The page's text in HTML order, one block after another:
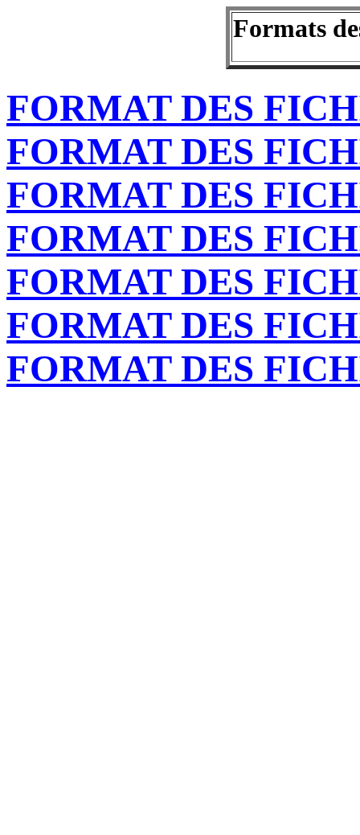
Formats
FORMAT DES
FORMAT DES
FORMAT DES
FORMAT DES
FORMAT DES
FORMAT DES
FORMAT DES